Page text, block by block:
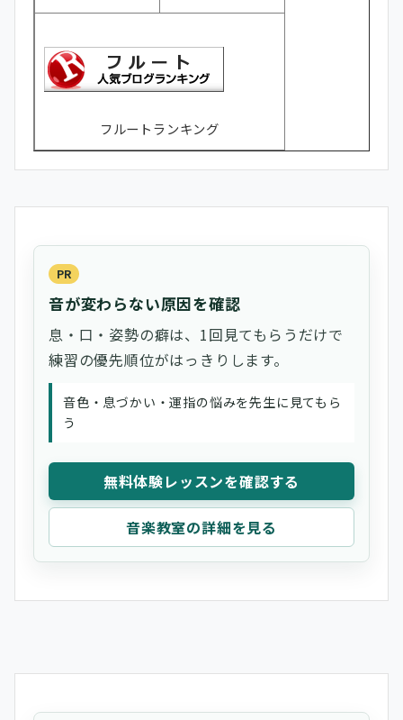
フルートランキング
PR
音が変わらない原因を確認
息・口・姿勢の癖は、1回見てもらうだけで
練習の優先順位がはっきりします。
音色・息づかい・運指の悩みを先生に見てもら
う
無料体験レッスンを確認する
音楽教室の詳細を見る